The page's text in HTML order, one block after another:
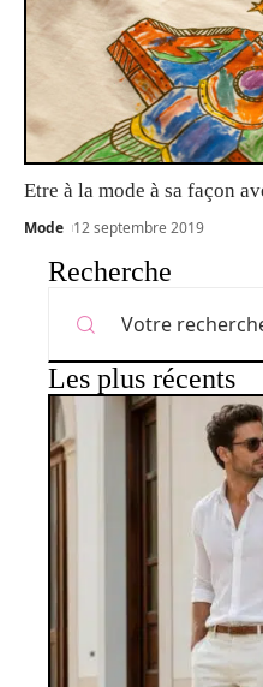
Etre à la mode à sa façon
Mode 12 septembre 2019
Recherche
Les plus récents